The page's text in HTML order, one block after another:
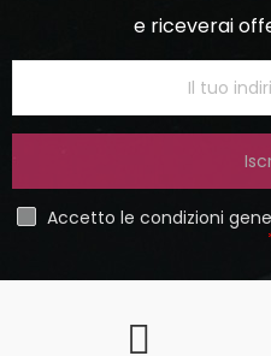
e riceverai
Accetto le condizioni